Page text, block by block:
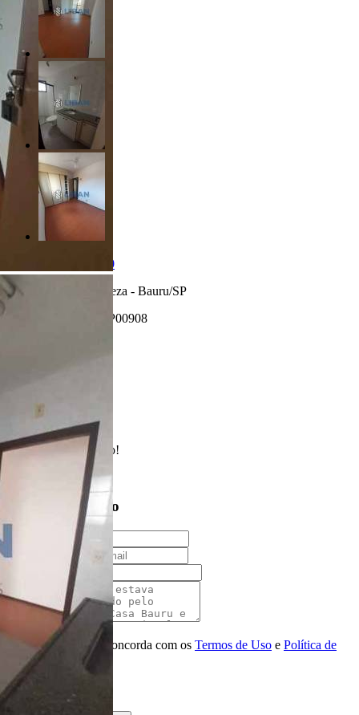
R$ 320.000,00
Vila Santa Tereza - Bauru/SP
Referência: AP00908
Enviado com sucesso!
Entre em contato
E-mail
Mensagem
Ao ENVIAR você concorda com os Termos de Uso e Política de
Privacidade
enviar mensagem
OU